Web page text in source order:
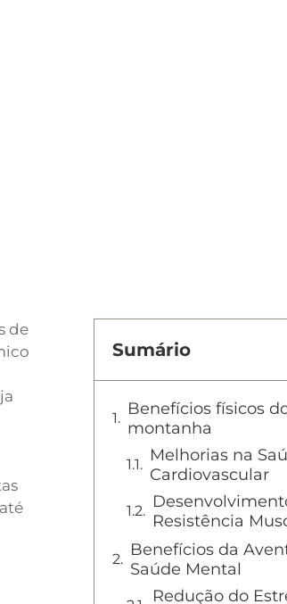
de
Sumário
Benefícios físicos
montanha
Melhorias na
Cardiovascular
Resistência
Benefícios da
Saúde Mental
Redução do